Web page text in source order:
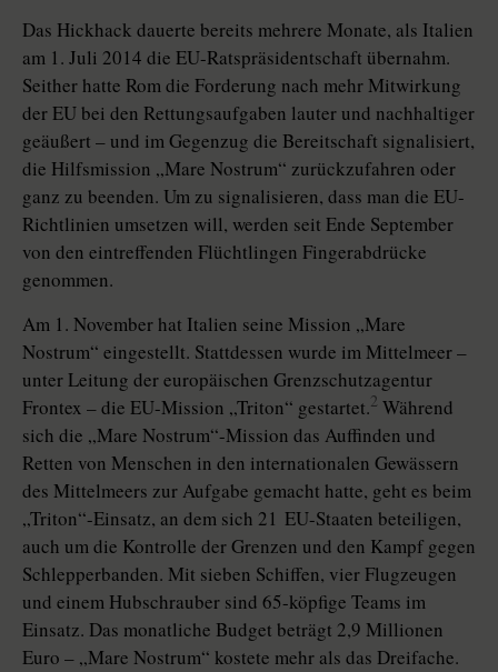
Das Hickhack dauerte bereits mehrere Monate, als Italien
am 1. Juli 2014 die EU-Ratspräsidentschaft übernahm.
Seither hatte Rom die Forderung nach mehr Mitwirkung
der EU bei den Rettungsaufgaben lauter und nachhaltiger
geäußert – und im Gegenzug die Bereitschaft signalisiert,
die Hilfsmission „Mare Nostrum“ zurückzufahren oder
ganz zu beenden. Um zu signalisieren, dass man die EU-
Richtlinien umsetzen will, werden seit Ende September
von den eintreffenden Flüchtlingen Fingerabdrücke
genommen.
Am 1. November hat Italien seine Mission „Mare
Nostrum“ eingestellt. Stattdessen wurde im Mittelmeer –
unter Leitung der europäischen Grenzschutzagentur
Frontex – die EU-Mission „Triton“ gestartet.2 Während
sich die „Mare Nostrum“-Mission das Auffinden und
Retten von Menschen in den internationalen Gewässern
des Mittelmeers zur Aufgabe gemacht hatte, geht es beim
„Triton“-Einsatz, an dem sich 21 EU-Staaten beteiligen,
auch um die Kontrolle der Grenzen und den Kampf gegen
Schlepperbanden. Mit sieben Schiffen, vier Flugzeugen
und einem Hubschrauber sind 65-köpfige Teams im
Einsatz. Das monatliche Budget beträgt 2,9 Millionen
Euro – „Mare Nostrum“ kostete mehr als das Dreifache.